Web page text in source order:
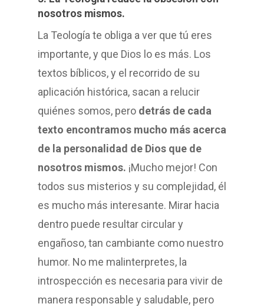
nosotros mismos.
La Teología te obliga a ver que tú eres
importante, y que Dios lo es más. Los
textos bíblicos, y el recorrido de su
aplicación histórica, sacan a relucir
quiénes somos, pero detrás de cada
texto encontramos mucho más acerca
de la personalidad de Dios que de
nosotros mismos. ¡Mucho mejor! Con
todos sus misterios y su complejidad, él
es mucho más interesante. Mirar hacia
dentro puede resultar circular y
engañoso, tan cambiante como nuestro
humor. No me malinterpretes, la
introspección es necesaria para vivir de
manera responsable y saludable, pero